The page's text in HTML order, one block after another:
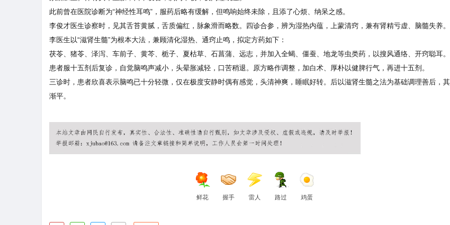
此前曾在医院诊断为“神经性耳鸣”，服药后略有缓解，但鸣响始终未除，且添了心烦、纳呆之感。
李俊才医生诊察时，见其舌苔黄腻，舌质偏红，脉象滑而略数。四诊合参，辨为湿热内蕴，上蒙清窍，兼有肾精亏虚、脑髓失养。
李医生以“滋肾生髓”为根本大法，兼顾清化湿热、通窍止鸣，拟定方药如下：
茯苓、猪苓、泽泻、车前子、黄芩、栀子、夏枯草、石菖蒲、远志，并加入全蝎、僵蚕、地龙等虫类药，以搜风通络、开窍聪耳。
患者服十五剂后复诊，自觉脑鸣声减小，头晕胀减轻，口苦稍退。原方略作调整，加白术、厚朴以健脾行气，再进十五剂。
三诊时，患者欣喜表示脑鸣已十分轻微，仅在极度安静时偶有感觉，头清神爽，睡眠好转。后以滋肾生髓之法为基础调理善后，
渐平。
鲜花 握手 雷人 路过 鸡蛋